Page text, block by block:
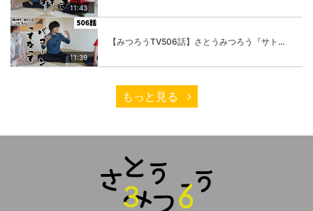
11:43
11:39
【みつろうTV506話】さとうみつろう『サトレル男塾』編②「不思議な棒をお尻に…」
もっと見る